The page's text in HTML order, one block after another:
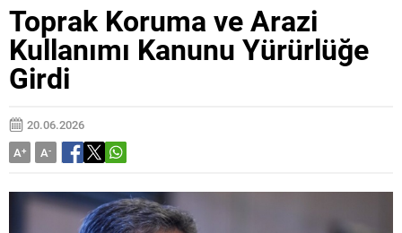
Toprak Koruma ve Arazi
Kullanımı Kanunu Yürürlüğe
Girdi
20.06.2026
A+ A-